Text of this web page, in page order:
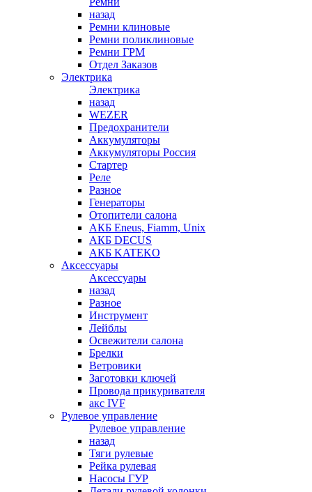
назад
Ремни клиновые
Ремни поликлиновые
Ремни ГРМ
Отдел Заказов
Электрика
Электрика
назад
WEZER
Предохранители
Аккумуляторы
Аккумуляторы Россия
Стартер
Реле
Разное
Генераторы
Отопители салона
АКБ Eneus, Fiamm, Unix
АКБ DECUS
АКБ KATEKO
Аксессуары
Аксессуары
назад
Разное
Инструмент
Лейблы
Освежители салона
Брелки
Ветровики
Заготовки ключей
Провода прикуривателя
акс IVF
Рулевое управление
Рулевое управление
назад
Тяги рулевые
Рейка рулевая
Насосы ГУР